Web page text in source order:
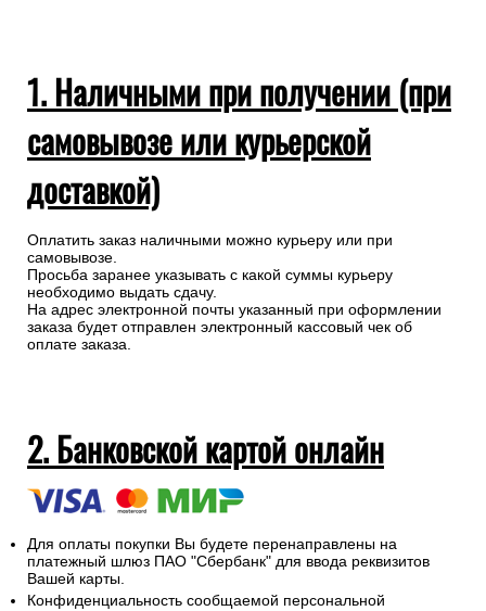
1. Наличными при получении (при
самовывозе или курьерской
доставкой)
Оплатить заказ наличными можно курьеру или при
самовывозе.
Просьба заранее указывать с какой суммы курьеру
необходимо выдать сдачу.
На адрес электронной почты указанный при оформлении
заказа будет отправлен электронный кассовый чек об
оплате заказа.
2. Банковской картой онлайн
Для оплаты покупки Вы будете перенаправлены на
платежный шлюз ПАО "Сбербанк" для ввода реквизитов
Вашей карты.
Конфиденциальность сообщаемой персональной